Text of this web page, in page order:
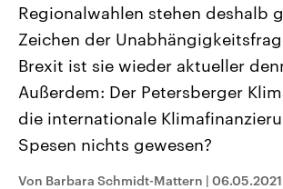
Alle Informationen
Sachsen-Anhalt wählt am 6.
September 2026 einen neuen
Landtag. Seit 2021 wird das
Bundesland von einer Koalition aus
Umfragen, Prognosen,
Wahlprogramme, aktuelle Berichte
und Hintergründe zu den Parteien
und Kandidaten der anstehenden
Wahl.
den
mit
Sendungen Programm
Regionalwahlen stehen deshalb
Zeichen der
Brexit ist sie wieder aktueller
Außerdem: Der Petersberger
die internationale
Spesen nichts gewesen?
Von Barbara Schmidt-Mattern | 06.05.2021